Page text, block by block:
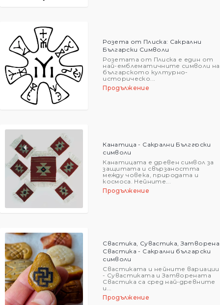
Розета от Плиска: Сакрални
Български Символи
Розетата от Плиска е един от
най-емблематичните символи на
българското културно-
историческо...
Продължение
Канатица - Сакрални Български
символи
Канатицата е древен символ за
защитата и свързаността
между човека, природата и
космоса. Нейните...
Продължение
Свастика, Сувастика, Затворена
Свастика - Сакрални български
символи
Свастиката и нейните вариации
- Сувастиката и Затворената
Свастика са сред най-древните
и...
Продължение